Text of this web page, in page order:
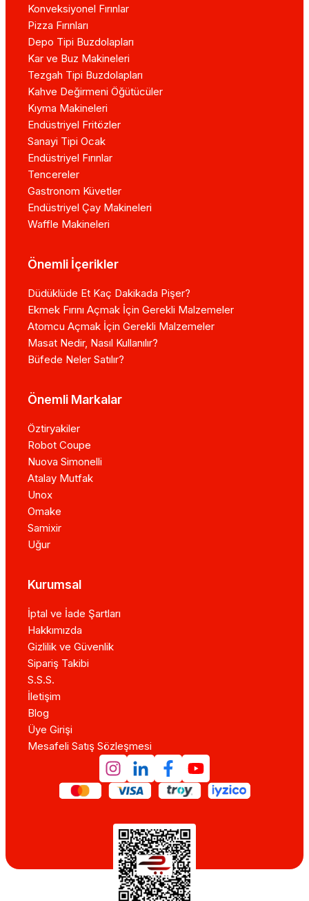
Konveksiyonel Fırınlar
Pizza Fırınları
Depo Tipi Buzdolapları
Kar ve Buz Makineleri
Tezgah Tipi Buzdolapları
Kahve Değirmeni Öğütücüler
Kıyma Makineleri
Endüstriyel Fritözler
Sanayi Tipi Ocak
Endüstriyel Fırınlar
Tencereler
Gastronom Küvetler
Endüstriyel Çay Makineleri
Waffle Makineleri
Önemli İçerikler
Düdüklüde Et Kaç Dakikada Pişer?
Ekmek Fırını Açmak İçin Gerekli Malzemeler
Atomcu Açmak İçin Gerekli Malzemeler
Masat Nedir, Nasıl Kullanılır?
Büfede Neler Satılır?
Önemli Markalar
Öztiryakiler
Robot Coupe
Nuova Simonelli
Atalay Mutfak
Unox
Omake
Samixir
Uğur
Kurumsal
İptal ve İade Şartları
Hakkımızda
Gizlilik ve Güvenlik
Sipariş Takibi
S.S.S.
İletişim
Blog
Üye Girişi
Mesafeli Satış Sözleşmesi